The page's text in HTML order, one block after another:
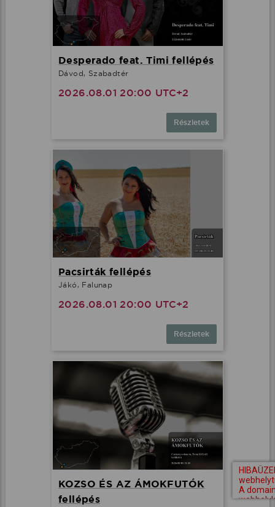
Desperado feat. Timi fellépés
Dávod, Szabadtér
2026.08.01 20:00 UTC+2
Részletek
Pacsirták fellépés
Jákó, Falunap
2026.08.01 20:00 UTC+2
Részletek
KOZSO ÉS AZ ÁMOKFUTÓK
fellépés